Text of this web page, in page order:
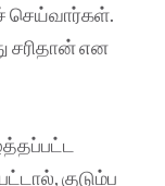
செய்வார்கள்.
சரிதான் என
குடும்ப